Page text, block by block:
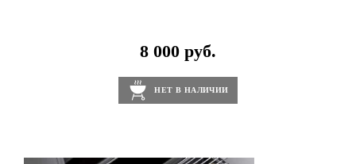
8 000 руб.
НЕТ В НАЛИЧИИ